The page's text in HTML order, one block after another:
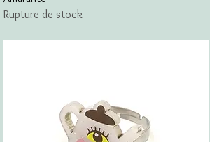
Rupture de stock